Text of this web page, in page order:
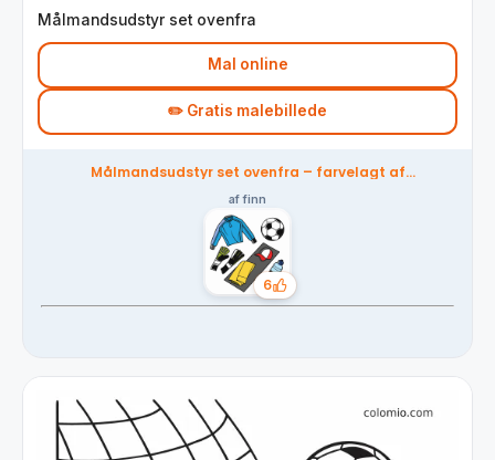
Målmandsudstyr set ovenfra
Mal online
✏️ Gratis malebillede
Målmandsudstyr set ovenfra – farvelagt af
af finn
6
Likes